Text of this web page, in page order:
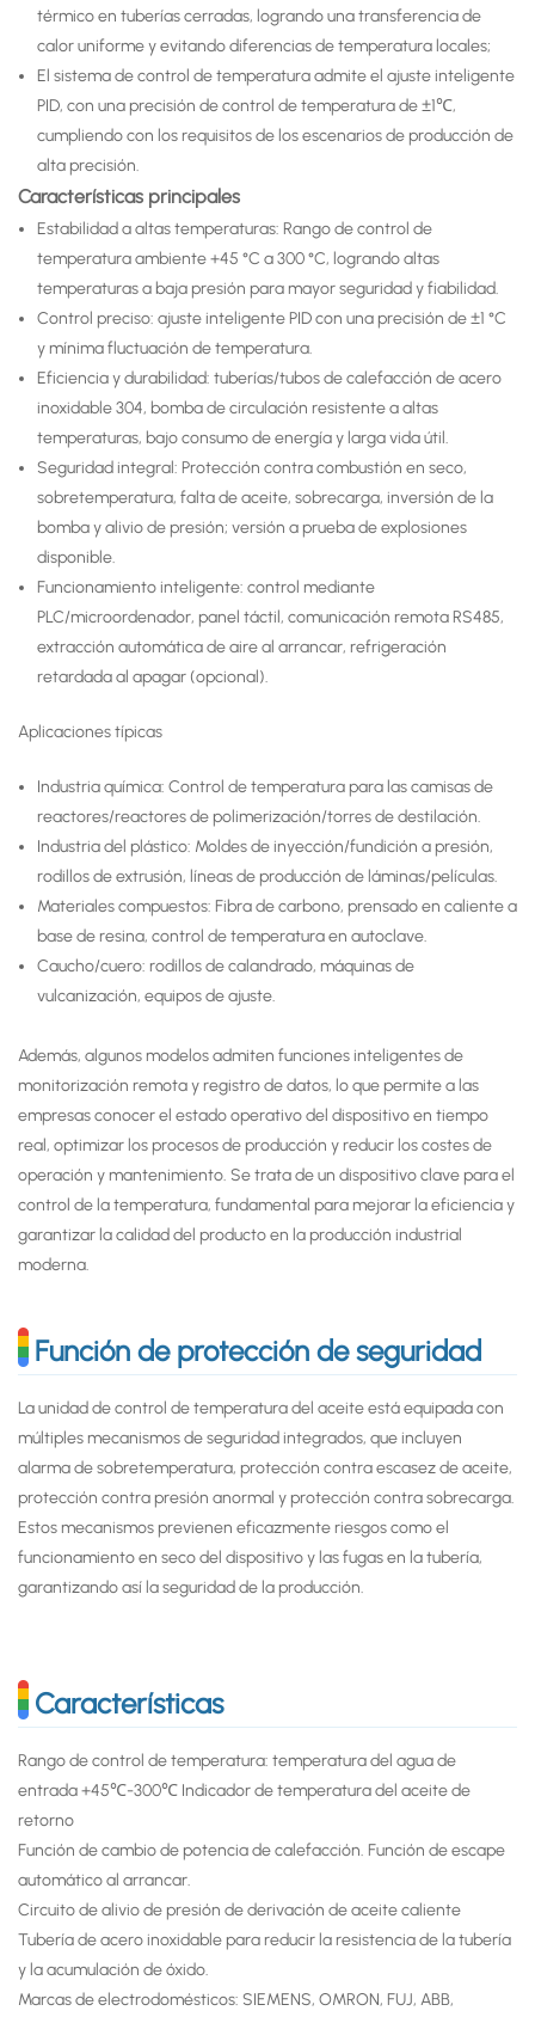
térmico en tuberías cerradas, logrando una transferencia de
calor uniforme y evitando diferencias de temperatura locales;
El sistema de control de temperatura admite el ajuste inteligente
PID, con una precisión de control de temperatura de ±1℃,
cumpliendo con los requisitos de los escenarios de producción de
alta precisión.
Características principales
Estabilidad a altas temperaturas: Rango de control de
temperatura ambiente +45 °C a 300 °C, logrando altas
temperaturas a baja presión para mayor seguridad y fiabilidad.
Control preciso: ajuste inteligente PID con una precisión de ±1 °C
y mínima fluctuación de temperatura.
Eficiencia y durabilidad: tuberías/tubos de calefacción de acero
inoxidable 304, bomba de circulación resistente a altas
temperaturas, bajo consumo de energía y larga vida útil.
Seguridad integral: Protección contra combustión en seco,
sobretemperatura, falta de aceite, sobrecarga, inversión de la
bomba y alivio de presión; versión a prueba de explosiones
disponible.
Funcionamiento inteligente: control mediante
PLC/microordenador, panel táctil, comunicación remota RS485,
extracción automática de aire al arrancar, refrigeración
retardada al apagar (opcional).
Aplicaciones típicas
Industria química: Control de temperatura para las camisas de
reactores/reactores de polimerización/torres de destilación.
Industria del plástico: Moldes de inyección/fundición a presión,
rodillos de extrusión, líneas de producción de láminas/películas.
Materiales compuestos: Fibra de carbono, prensado en caliente a
base de resina, control de temperatura en autoclave.
Caucho/cuero: rodillos de calandrado, máquinas de
vulcanización, equipos de ajuste.
Además, algunos modelos admiten funciones inteligentes de
monitorización remota y registro de datos, lo que permite a las
empresas conocer el estado operativo del dispositivo en tiempo
real, optimizar los procesos de producción y reducir los costes de
operación y mantenimiento. Se trata de un dispositivo clave para el
control de la temperatura, fundamental para mejorar la eficiencia y
garantizar la calidad del producto en la producción industrial
moderna.
Función de protección de seguridad
La unidad de control de temperatura del aceite está equipada con
múltiples mecanismos de seguridad integrados, que incluyen
alarma de sobretemperatura, protección contra escasez de aceite,
protección contra presión anormal y protección contra sobrecarga.
Estos mecanismos previenen eficazmente riesgos como el
funcionamiento en seco del dispositivo y las fugas en la tubería,
garantizando así la seguridad de la producción.
Características
Rango de control de temperatura: temperatura del agua de
entrada +45℃-300℃ Indicador de temperatura del aceite de
retorno
Función de cambio de potencia de calefacción. Función de escape
automático al arrancar.
Circuito de alivio de presión de derivación de aceite caliente
Tubería de acero inoxidable para reducir la resistencia de la tubería
y la acumulación de óxido.
Marcas de electrodomésticos: SIEMENS, OMRON, FUJ, ABB,